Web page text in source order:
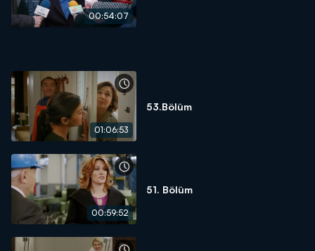
00:54:07
01:06:53
53.Bölüm
00:59:52
51. Bölüm